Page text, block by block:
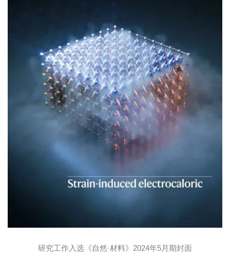
研究工作入选《自然·材料》2024年5月期封面